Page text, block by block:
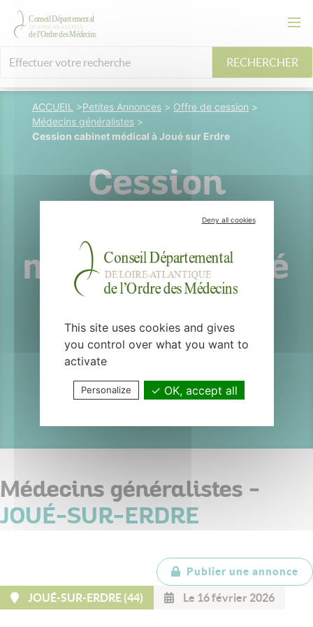
RECHERCHER
ACCUEIL >Petites Annonces > Offre de cession >
Médecins généralistes >
Cession cabinet médical à Joué sur Erdre
Cession
cabinet
médical à Joué
JOUÉ-SUR-
ERDRE
Médecins généralistes -
JOUÉ-SUR-ERDRE
Publier une annonce
JOUÉ-SUR-ERDRE (44) Le 16 février 2026
Deny all cookies
This site uses cookies and gives
you control over what you want to
activate
Personalize OK, accept all